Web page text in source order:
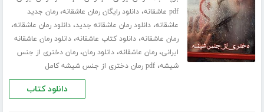
pdf عاشقانه ،دانلود رایگان رمان عاشقانه،رمان جدید
عاشقانه،دانلود رمان عاشقانه جدید،دانلود رمان عاشقانه،
رمان عاشقانه،دانلود کتاب عاشقانه،دانلود رمان عاشقانه
ایرانی،رمان عاشقانه،دانلود رمان،رمان دختری از جنس
شیشه،pdf رمان دختری از جنس شیشه کامل
دانلود کتاب